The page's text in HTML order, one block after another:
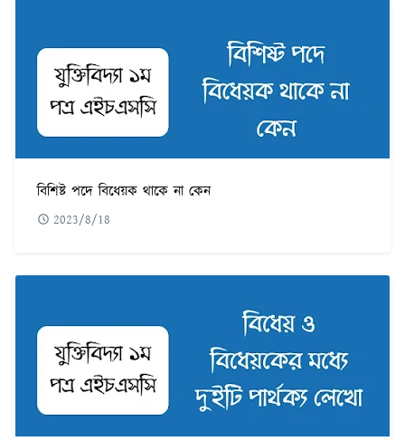
বিশিষ্ট পদে বিধেয়ক থাকে না কেন
2023/8/18